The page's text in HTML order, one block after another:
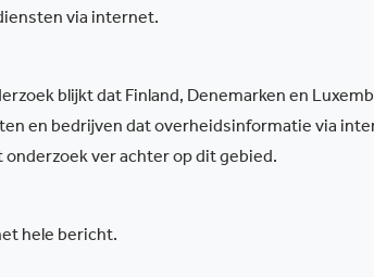
via internet.
blijkt dat Finland, Denemarken en
en bedrijven dat overheidsinformatie via
onderzoek ver achter op dit gebied.
hele bericht.